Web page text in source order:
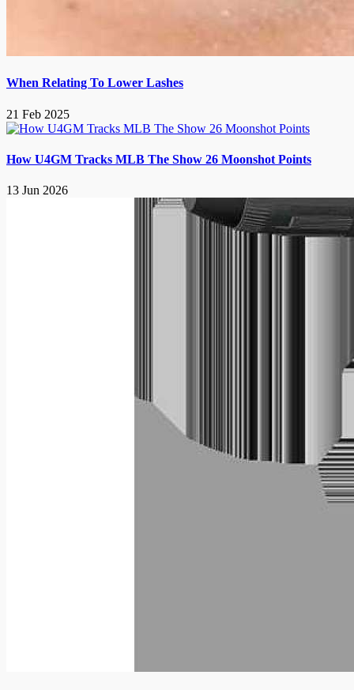
When Relating To Lower Lashes
21 Feb 2025
How U4GM Tracks MLB The Show 26 Moonshot Points
13 Jun 2026